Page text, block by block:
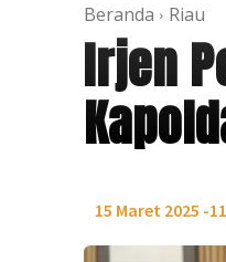
Beranda Riau
Irjen
15 Maret 2025 -